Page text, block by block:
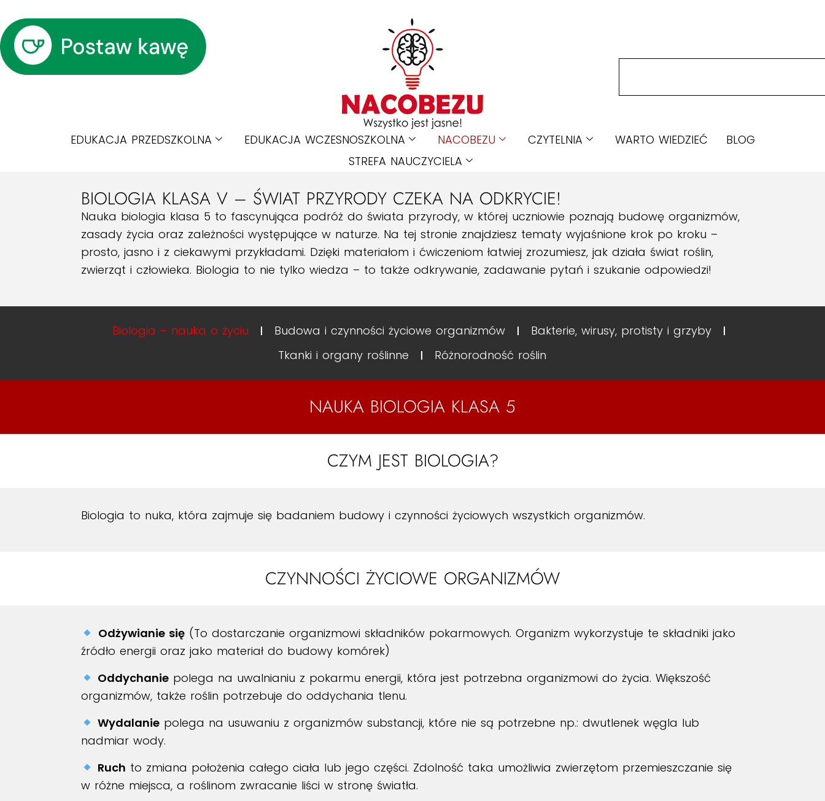
EDUKACJA PRZEDSZKOLNA EDUKACJA WCZESNOSZKOLNA NACOBEZU CZYTELNIA WARTO WIEDZIEĆ
BLOG
STREFA NAUCZYCIELA
BIOLOGIA KLASA V – ŚWIAT PRZYRODY CZEKA NA ODKRYCIE!
Nauka biologia klasa 5 to fascynująca podróż do świata przyrody, w której uczniowie poznają budowę organizmów,
zasady życia oraz zależności występujące w naturze. Na tej stronie znajdziesz tematy wyjaśnione krok po kroku –
prosto, jasno i z ciekawymi przykładami. Dzięki materiałom i ćwiczeniom łatwiej zrozumiesz, jak działa świat roślin,
zwierząt i człowieka. Biologia to nie tylko wiedza – to także odkrywanie, zadawanie pytań i szukanie odpowiedzi!
Biologia – nauka o życiu Budowa i czynności życiowe organizmów
Bakterie, wirusy, protisty i grzyby
Tkanki i organy roślinne
Różnorodność roślin
NAUKA BIOLOGIA KLASA 5
CZYM JEST BIOLOGIA?
Biologia to nuka, która zajmuje się badaniem budowy i czynności życiowych wszystkich organizmów.
CZYNNOŚCI ŻYCIOWE ORGANIZMÓW
Odżywianie się(To dostarczanie organizmowi składników pokarmowych. Organizm wykorzystuje te składniki jako
źródło energii oraz jako materiał do budowy komórek)
Oddychaniepolega na uwalnianiu z pokarmu energii, która jest potrzebna organizmowi do życia. Większość
organizmów, także roślin potrzebuje do oddychania tlenu.
Wydalaniepolega na usuwaniu z organizmów substancji, które nie są potrzebne np.: dwutlenek węgla lub
nadmiar wody.
Ruch to zmiana położenia całego ciała lub jego części. Zdolność taka umożliwia zwierzętom przemieszczanie się
w różne miejsca, a roślinom zwracanie liści w stronę światła.